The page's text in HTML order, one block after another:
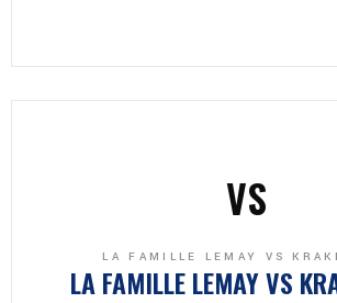
VS
LA FAMILLE LEMAY VS
LA FAMILLE LEMAYVS